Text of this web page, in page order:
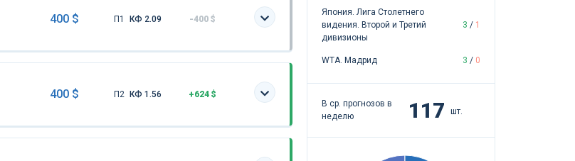
400 $ П1 КФ 2.09 -400 $
400 $ П2 КФ 1.56 +624 $
Япония. Лига Столетнего
видения. Второй и Третий
дивизионы
3 / 1
WTA. Мадрид 3 / 0
В ср. прогнозов в
неделю
117 шт.